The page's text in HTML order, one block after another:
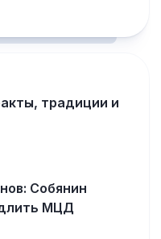
традиции и
Собянин
МЦД